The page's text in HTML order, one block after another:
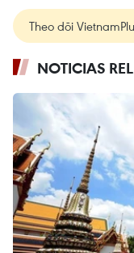
Theo dõi
NOTICIAS